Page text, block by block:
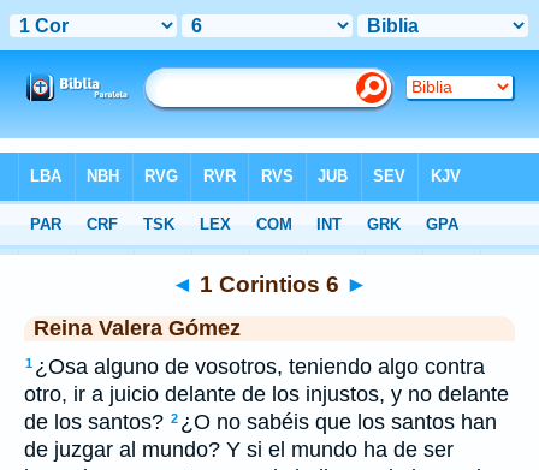
>RVG> 1 Corintios 6
◄ 1 Corintios 6 ►
Reina Valera Gómez
1 ¿Osa alguno de vosotros, teniendo algo contra
otro, ir a juicio delante de los injustos, y no delante
de los santos? 2 ¿O no sabéis que los santos han
de juzgar al mundo? Y si el mundo ha de ser